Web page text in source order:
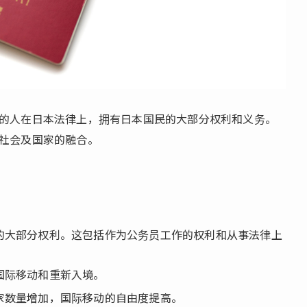
在日本法律上，拥有日本国民的大部分权利和义务。
会及国家的融合。
部分权利。这包括作为公务员工作的权利和从事法律上
移动和重新入境。
量增加，国际移动的自由度提高。